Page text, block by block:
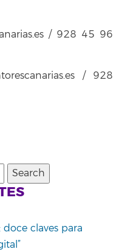
/ 928 45 96
/ 928
doce claves para